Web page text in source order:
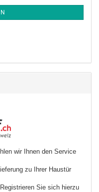
wir Ihnen den Service
zu Ihrer Haustür
Sie sich hierzu